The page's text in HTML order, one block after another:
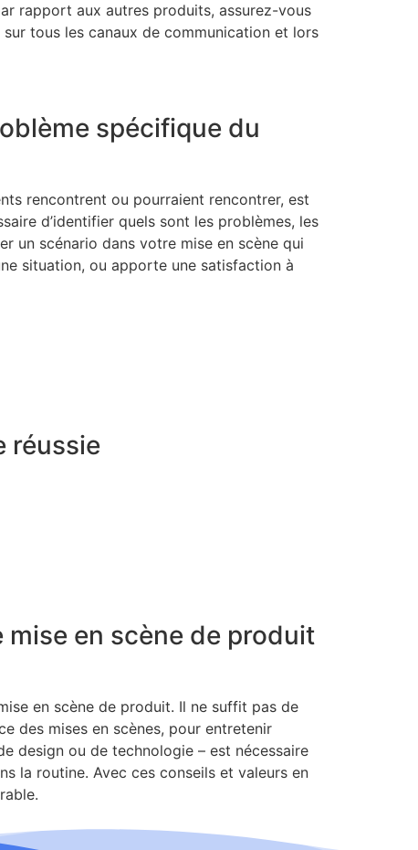
rapport aux autres produits, assurez-vous
tous les canaux de communication et lors
spécifique du
rencontrent ou pourraient rencontrer, est
d’identifier quels sont les problèmes, les
un scénario dans votre mise en scène qui
situation, ou apporte une satisfaction à
réussie
en scène de produit
en scène de produit. Il ne suffit pas de
des mises en scènes, pour entretenir
design ou de technologie – est nécessaire
la routine. Avec ces conseils et valeurs en